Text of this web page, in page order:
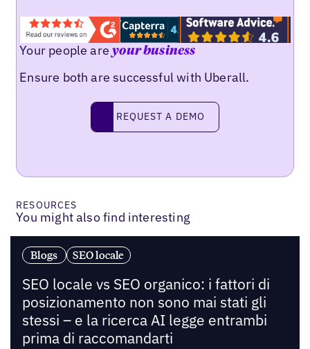
Your people areyour business
Ensure both are successful with Uberall.
Request a demo
REQUEST A DEMO
RESOURCES
You might also find interesting
Blogs SEO locale
SEO locale vs SEO organico: i fattori di
posizionamento non sono mai stati gli
stessi – e la ricerca AI legge entrambi
prima di raccomandarti